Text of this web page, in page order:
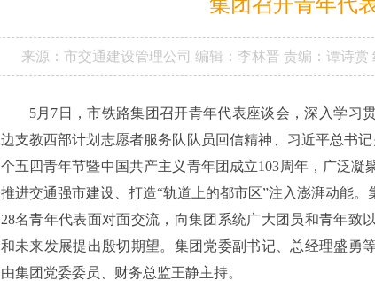
来源： 市交通建设管理公司 编辑：李林晋 责编：谭诗赏
5月7日，市铁路集团召开青年代表座谈会，深入学习
边支教西部计划志愿者服务队队员回信精神、习近平总书
个五四青年节暨中国共产主义青年团成立103周年，广泛
推进交通强市建设、打造“轨道上的都市区”注入澎湃动能
28名青年代表面对面交流，向集团系统广大团员和青年致
和未来发展提出殷切期望。集团党委副书记、总经理盛勇
由集团党委委员、财务总监王静主持。